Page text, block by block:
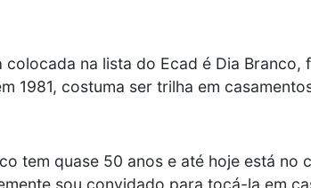
colocada na lista do Ecad é Dia Branco,
1981, costuma ser trilha em
tem quase 50 anos e até hoje está
sou convidado para tocá-la em